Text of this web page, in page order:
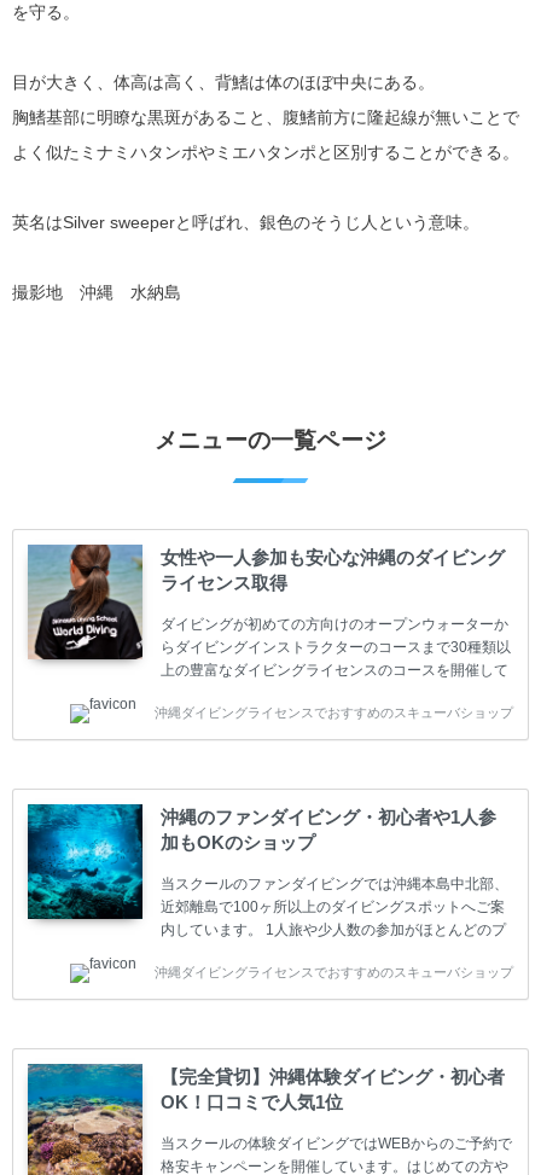
を守る。
目が大きく、体高は高く、背鰭は体のほぼ中央にある。
胸鰭基部に明瞭な黒斑があること、腹鰭前方に隆起線が無いことで
よく似たミナミハタンポやミエハタンポと区別することができる。
英名はSilver sweeperと呼ばれ、銀色のそうじ人という意味。
撮影地 沖縄 水納島
メニューの一覧ページ
女性や一人参加も安心な沖縄のダイビング
ライセンス取得
ダイビングが初めての方向けのオープンウォーターか
らダイビングインストラクターのコースまで30種類以
上の豊富なダイビングライセンスのコースを開催して
(TEC)のコースもご用意しています。 当スクールを受
講するお客様は一人参加などの少人数のご参加が最も
スクールです。各種ダイビングライセンス取得コース
は年間を通じてキャンペーンを行っています。 ベーシ
ックダイバー(Cカード) 1日間+eラーニング 最安値キ
ャンペーン ￥22800(税込) ￥16800(税込) 器材 / 送
迎 / 保険 / 全て込み ダイビング...
沖縄ダイビングライセンスでおすすめのスキューバショップ
沖縄のファンダイビング・初心者や1人参
加もOKのショップ
当スクールのファンダイビングでは沖縄本島中北部、
近郊離島で100ヶ所以上のダイビングスポットへご案
内しています。 1人旅や少人数の参加がほとんどのプ
の方も安心して楽しめるようにリフレッシュダイビン
グコースもご用意しています。お1人様も初心者の方
イセンスを取得したお客様、ファンダイビングのリピ
ーター様はファンダイビングの全てのコース費が
10%OFF、フル器材レンタルが50%OFFになります。
沖縄本島周辺ビーチ・ファンダイビング ￥13800(税
込)【 2ビーチ 】 ウエイト / タンク / 送迎...
沖縄ダイビングライセンスでおすすめのスキューバショップ
【完全貸切】沖縄体験ダイビング・初心者
OK！口コミで人気1位
当スクールの体験ダイビングではWEBからのご予約で
格安キャンペーンを開催しています。はじめての方や